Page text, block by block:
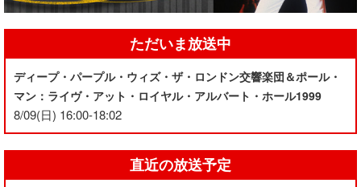
ただいま放送中
ディープ・パープル・ウィズ・ザ・ロンドン交響楽団＆ポール・
マン：ライヴ・アット・ロイヤル・アルバート・ホール1999
8/09(日) 16:00-18:02
直近の放送予定